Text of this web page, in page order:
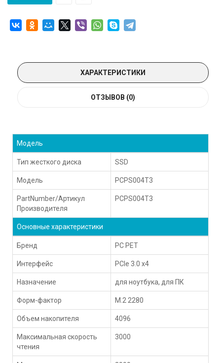
ХАРАКТЕРИСТИКИ
ОТЗЫВОВ (0)
Модель
Тип жесткого диска SSD
Модель PCPS004T3
PartNumber/Артикул
Производителя
PCPS004T3
Основные характеристики
Бренд PC PET
Интерфейс PCIe 3.0 x4
Назначение для ноутбука, для ПК
Форм-фактор M.2 2280
Объем накопителя 4096
Максимальная скорость
чтения
3000